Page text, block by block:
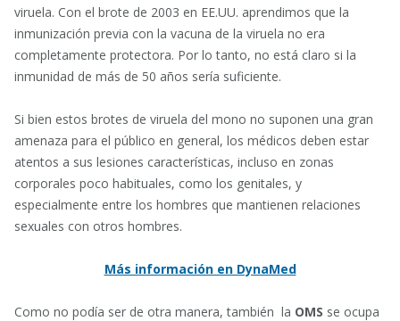
viruela. Con el brote de 2003 en EE.UU. aprendimos que la
inmunización previa con la vacuna de la viruela no era
completamente protectora. Por lo tanto, no está claro si la
inmunidad de más de 50 años sería suficiente.
Si bien estos brotes de viruela del mono no suponen una gran
amenaza para el público en general, los médicos deben estar
atentos a sus lesiones características, incluso en zonas
corporales poco habituales, como los genitales, y
especialmente entre los hombres que mantienen relaciones
sexuales con otros hombres.
Más información en DynaMed
Como no podía ser de otra manera, también la OMS se ocupa